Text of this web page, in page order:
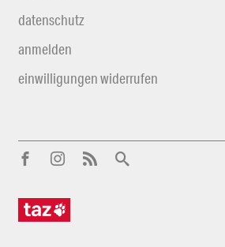
datenschutz
anmelden
einwilligungen widerrufen